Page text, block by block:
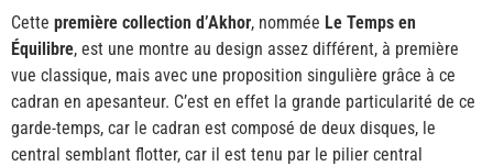
Cette première collection d’Akhor, nommée Le Temps en
Équilibre, est une montre au design assez différent, à première
vue classique, mais avec une proposition singulière grâce à ce
cadran en apesanteur. C’est en effet la grande particularité de ce
garde-temps, car le cadran est composé de deux disques, le
central semblant flotter, car il est tenu par le pilier central